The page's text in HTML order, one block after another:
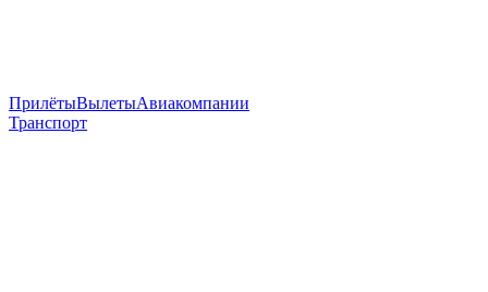
ПрилётыВылетыАвиакомпании
Транспорт